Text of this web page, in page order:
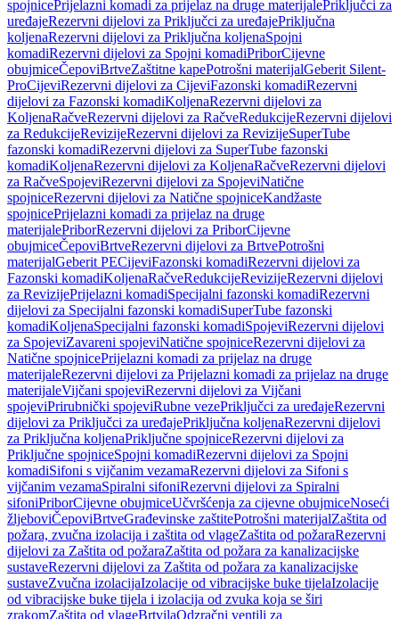
spojnicePrijelazni komadi za prijelaz na druge materijalePriključci za
uređajeRezervni dijelovi za Priključci za uređajePriključna
koljenaRezervni dijelovi za Priključna koljenaSpojni
komadiRezervni dijelovi za Spojni komadiPriborCijevne
obujmiceČepoviBrtveZaštitne kapePotrošni materijalGeberit Silent-
ProCijeviRezervni dijelovi za CijeviFazonski komadiRezervni
dijelovi za Fazonski komadiKoljenaRezervni dijelovi za
KoljenaRačveRezervni dijelovi za RačveRedukcijeRezervni dijelovi
za RedukcijeRevizijeRezervni dijelovi za RevizijeSuperTube
fazonski komadiRezervni dijelovi za SuperTube fazonski
komadiKoljenaRezervni dijelovi za KoljenaRačveRezervni dijelovi
za RačveSpojeviRezervni dijelovi za SpojeviNatične
spojniceRezervni dijelovi za Natične spojniceKandžaste
spojnicePrijelazni komadi za prijelaz na druge
materijalePriborRezervni dijelovi za PriborCijevne
obujmiceČepoviBrtveRezervni dijelovi za BrtvePotrošni
materijalGeberit PECijeviFazonski komadiRezervni dijelovi za
Fazonski komadiKoljenaRačveRedukcijeRevizijeRezervni dijelovi
za RevizijePrijelazni komadiSpecijalni fazonski komadiRezervni
dijelovi za Specijalni fazonski komadiSuperTube fazonski
komadiKoljenaSpecijalni fazonski komadiSpojeviRezervni dijelovi
za SpojeviZavareni spojeviNatične spojniceRezervni dijelovi za
Natične spojnicePrijelazni komadi za prijelaz na druge
materijaleRezervni dijelovi za Prijelazni komadi za prijelaz na druge
materijaleVijčani spojeviRezervni dijelovi za Vijčani
spojeviPrirubnički spojeviRubne vezePriključci za uređajeRezervni
dijelovi za Priključci za uređajePriključna koljenaRezervni dijelovi
za Priključna koljenaPriključne spojniceRezervni dijelovi za
Priključne spojniceSpojni komadiRezervni dijelovi za Spojni
komadiSifoni s vijčanim vezamaRezervni dijelovi za Sifoni s
vijčanim vezamaSpiralni sifoniRezervni dijelovi za Spiralni
sifoniPriborCijevne obujmiceUčvršćenja za cijevne obujmiceNoseći
žljeboviČepoviBrtveGrađevinske zaštitePotrošni materijalZaštita od
požara, zvučna izolacija i zaštita od vlageZaštita od požaraRezervni
dijelovi za Zaštita od požaraZaštita od požara za kanalizacijske
sustaveRezervni dijelovi za Zaštita od požara za kanalizacijske
sustaveZvučna izolacijaIzolacije od vibracijske buke tijelaIzolacije
od vibracijske buke tijela i izolacija od zvuka koja se širi
zrakomZaštita od vlageBrtvilaOdzračni ventili za